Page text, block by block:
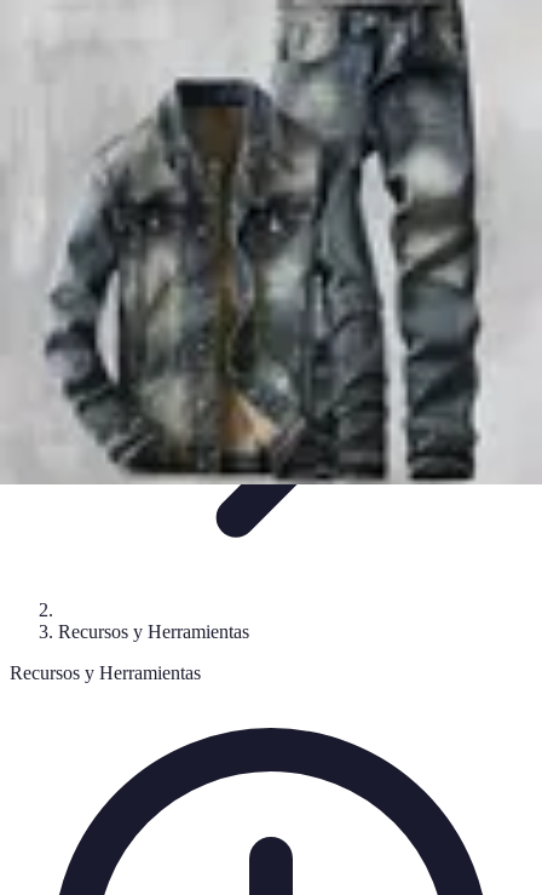
Consejos de AprendizajeMétodos de
Aprendizaje de Idiomas
Formación en Español
Recursos y Herramientas
Recursos y Herramientas